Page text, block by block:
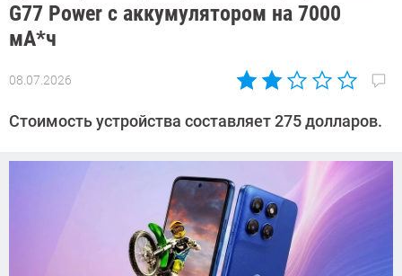
G77 Power с аккумулятором на 7000
мА*ч
08.07.2026
Автор:
Калашников
Стоимость устройства составляет 275 долларов.